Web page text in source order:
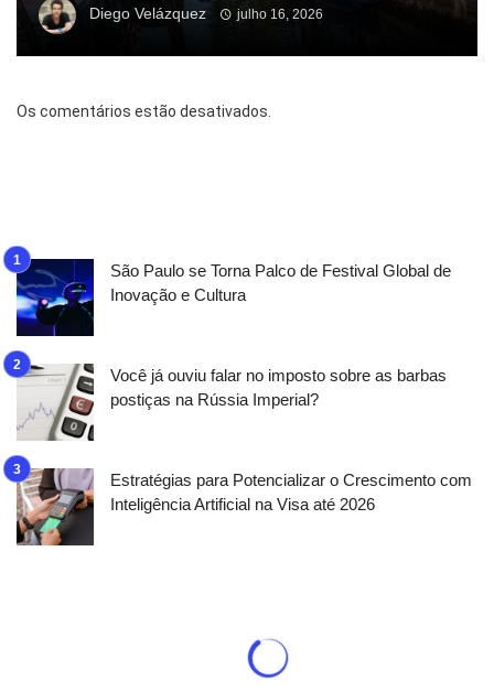
Diego Velázquez julho 16, 2026
Os comentários estão desativados.
São Paulo se Torna Palco de Festival Global de
Inovação e Cultura
Você já ouviu falar no imposto sobre as barbas
postiças na Rússia Imperial?
Estratégias para Potencializar o Crescimento com
Inteligência Artificial na Visa até 2026